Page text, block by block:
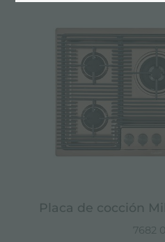
Placa de cocción
7682